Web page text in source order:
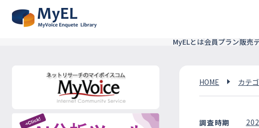
MyELとは会員プラン販売
HOME カテ
調査時期